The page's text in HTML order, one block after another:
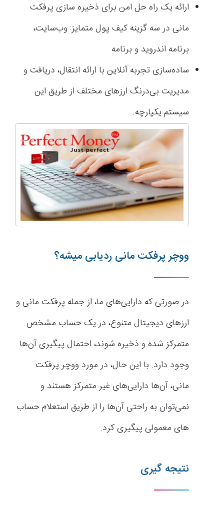
ارائه یک راه حل امن برای ذخیره سازی پرفکت
مانی در سه گزینه کیف پول متمایز: وب‌سایت،
برنامه اندروید و برنامه
ساده‌سازی تجربه آنلاین با ارائه انتقال، دریافت و
مدیریت بی‌درنگ ارزهای مختلف از طریق این
سیستم یکپارچه.
ووچر پرفکت مانی ردیابی میشه؟
در صورتی که دارایی‌های ما، از جمله پرفکت مانی و
ارزهای دیجیتال متنوع، در یک حساب مشخص
متمرکز شده و ذخیره شوند، احتمال پیگیری آن‌ها
وجود دارد. با این حال، در مورد ووچر پرفکت
مانی، آن‌ها دارایی‌های غیر متمرکز هستند و
نمی‌توان به راحتی آن‌ها را از طریق استعلام حساب
های معمولی پیگیری کرد.
نتیجه گیری